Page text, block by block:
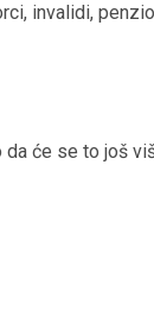
invalidi,
da će se to još